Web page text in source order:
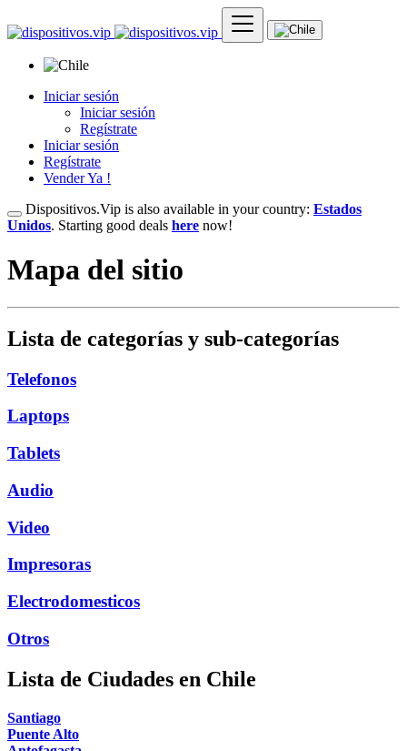
Iniciar sesión
Iniciar sesión
Regístrate
Iniciar sesión
Regístrate
Vender Ya !
Dispositivos.Vip is also available in your country: Estados
Unidos. Starting good deals here now!
Mapa del sitio
Lista de categorías y sub-categorías
Telefonos
Laptops
Tablets
Audio
Video
Impresoras
Electrodomesticos
Otros
Lista de Ciudades en Chile
Santiago
Puente Alto